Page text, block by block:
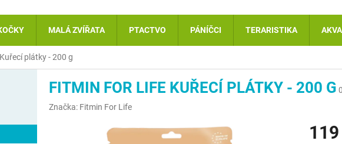
MALÁ ZVÍŘATA PTACTVO PÁNÍČCI TERARISTIKA
plátky - 200 g
FITMIN FOR LIFE KUŘECÍ PLÁTKY - 200 G
Značka: Fitmin For Life